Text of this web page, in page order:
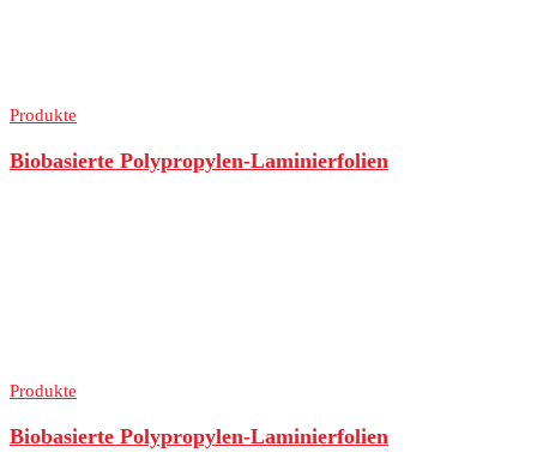
Produkte
Biobasierte Polypropylen-Laminierfolien
Produkte
Biobasierte Polypropylen-Laminierfolien